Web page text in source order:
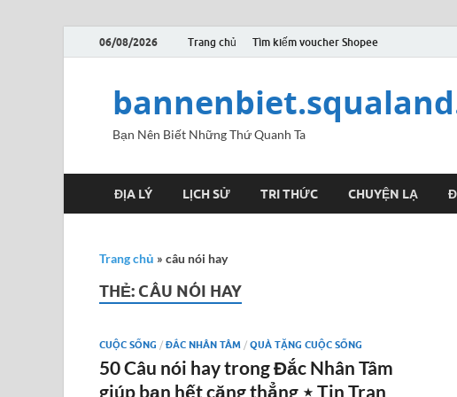
06/08/2026 Trang chủ Tìm kiếm voucher Shopee
Bạn Nên Biết Những Thứ Quanh Ta
ĐỊA LÝ LỊCH SỬ TRI THỨC CHUYỆN LẠ
Trang chủ » câu nói hay
THẺ: CÂU NÓI HAY
CUỘC SỐNG / ĐẮC NHÂN TÂM / QUÀ TẶNG CUỘC SỐNG
50 Câu nói hay trong Đắc Nhân Tâm
giúp bạn hết căng thẳng ⋆ Tin Tran